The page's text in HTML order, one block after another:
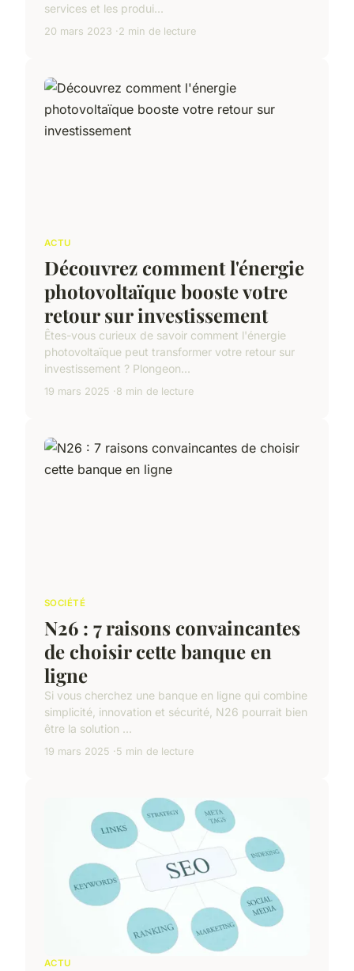
services et les produi...
20 mars 2023 2 min de lecture
ACTU
Découvrez comment l'énergie
photovoltaïque booste votre
retour sur investissement
Êtes-vous curieux de savoir comment l'énergie
photovoltaïque peut transformer votre retour sur
investissement ? Plongeon...
19 mars 2025 8 min de lecture
SOCIÉTÉ
N26 : 7 raisons convaincantes
de choisir cette banque en
ligne
Si vous cherchez une banque en ligne qui combine
simplicité, innovation et sécurité, N26 pourrait bien
être la solution ...
19 mars 2025 5 min de lecture
ACTU